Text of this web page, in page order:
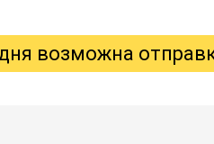
возможна